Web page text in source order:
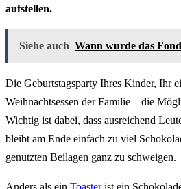
aufstellen.
Siehe auch Wann wurde das
Die Geburtstagsparty Ihres Kinder, Ihr
Weihnachtsessen der Familie – die
Wichtig ist dabei, dass ausreichend
bleibt am Ende einfach zu viel
genutzten Beilagen ganz zu schweigen.